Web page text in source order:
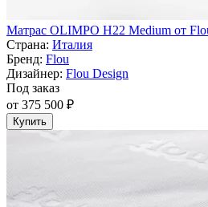
Матрас OLIMPO H22 Medium от
Страна: Италия
Бренд: Flou
Дизайнер: Flou Design
Под заказ
от 375 500 ₽
Купить